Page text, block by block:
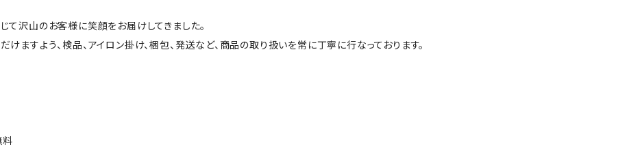
て沢山のお客様に笑顔をお届けしてきました。
ますよう、検品、アイロン掛け、梱包、発送など、商品の取り扱いを常に丁寧に行なっております。